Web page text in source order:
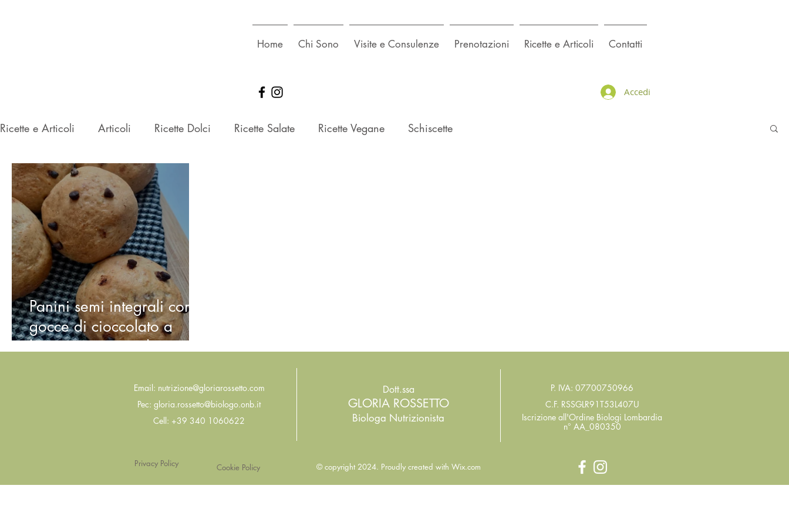
Home Chi Sono Visite e Consulenze Prenotazioni Ricette e Articoli Contatti
Accedi
Ricette e Articoli Articoli Ricette Dolci Ricette Salate Ricette Vegane Schiscette
Panini semi integrali con
gocce di cioccolato a
basso contenuto di
Email: nutrizione@gloriarossetto.com
Pec: gloria.rossetto@biologo.onb.it
Cell: +39 340 1060622
Dott.ssa
GLORIA ROSSETTO
Biologa Nutrizionista
P. IVA: 07700750966
C.F. RSSGLR91T53L407U
Iscrizione all'Ordine Biologi Lombardia
n° AA_080350
Privacy Policy © copyright 2024. Proudly created with Wix.com
Cookie Policy